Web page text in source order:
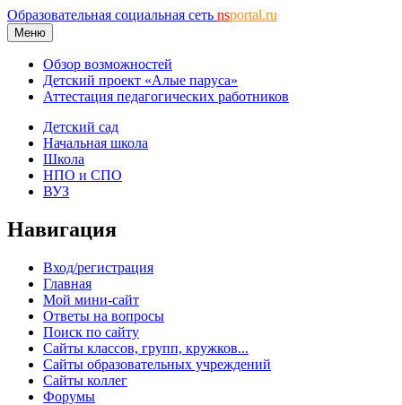
Образовательная социальная сеть nsportal.ru
Меню
Обзор возможностей
Детский проект «Алые паруса»
Аттестация педагогических работников
Детский сад
Начальная школа
Школа
НПО и СПО
ВУЗ
Навигация
Вход/регистрация
Главная
Мой мини-сайт
Ответы на вопросы
Поиск по сайту
Сайты классов, групп, кружков...
Сайты образовательных учреждений
Сайты коллег
Форумы